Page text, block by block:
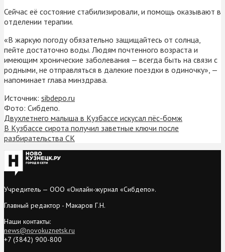
Сейчас её состояние стабилизировали, и помощь оказывают в
отделении терапии.
«В жаркую погоду обязательно защищайтесь от солнца,
пейте достаточно воды. Людям почтенного возраста и
имеющим хронические заболевания — всегда быть на связи с
родными, не отправляться в далекие поездки в одиночку», —
напоминает глава минздрава.
Источник: sibdepo.ru
Фото: Сибдепо.
Двухлетнего малыша в Кузбассе искусал пёс-бомж
В Кузбассе сирота получил заветные ключи после
разбирательства СК
Учредитель — ООО «Онлайн-журнал «Сибдепо».
Главный редактор - Макаров Г.Н.
Наши контакты:
news@novokuznetsk.ru
+7 (3842) 900-800